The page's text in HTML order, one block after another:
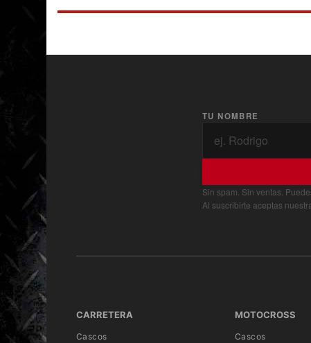
TU NOMBRE
Sin spam. Sin ventas.
Al suscribirte aceptas
CARRETERA
Cascos
MOTOCROSS
Cascos